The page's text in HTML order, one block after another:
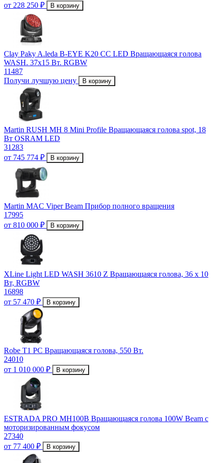
от 228 250 ₽
В корзину
Clay Paky A.leda B-EYE K20 CC LED Вращающаяся голова
WASH. 37x15 Вт. RGBW
11487
Получи лучшую цену
В корзину
Martin RUSH MH 8 Mini Profile Вращающаяся голова spot, 18
Вт OSRAM LED
31283
от 745 774 ₽
В корзину
Martin MAC Viper Beam Прибор полного вращения
17995
от 810 000 ₽
В корзину
XLine Light LED WASH 3610 Z Вращающаяся голова, 36 х 10
Вт, RGBW
16898
от 57 470 ₽
В корзину
Robe T1 PC Вращающаяся голова, 550 Вт.
24010
от 1 010 000 ₽
В корзину
ESTRADA PRO MH100B Вращающаяся голова 100W Beam c
моторизированным фокусом
27340
от 77 400 ₽
В корзину